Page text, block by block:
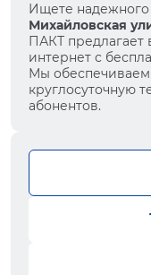
Ищете надежного
Михайловская
ПАКТ
интернет с
Мы обеспечиваем
круглосуточную
абонентов.